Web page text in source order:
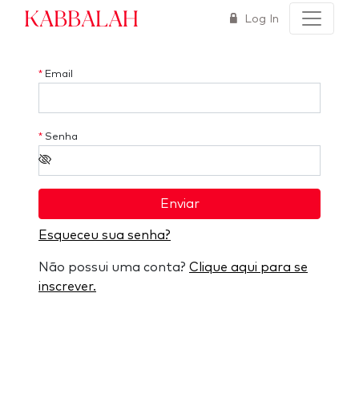
Kabbalah Log In
* Email
* Senha
Enviar
Esqueceu sua senha?
Não possui uma conta? Clique aqui para se
inscrever.